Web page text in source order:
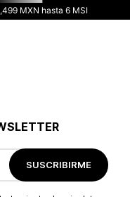
MXN hasta 6 MSI
SUSCRIBIRME